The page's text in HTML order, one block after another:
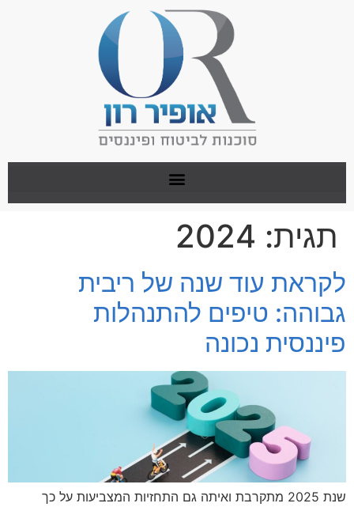
תגית: 2024
לקראת עוד שנה של ריבית
גבוהה: טיפים להתנהלות
פיננסית נכונה
שנת 2025 מתקרבת ואיתה גם התחזיות המצביעות על כך